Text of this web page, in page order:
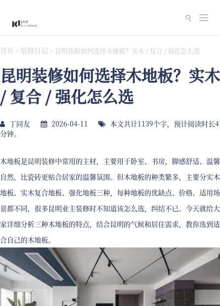
切
换
航
首页 > 装修日记 > 昆明装修如何选择木地板？实木 / 复合 / 强化怎么选
昆明装修如何选择木地板？实木
/ 复合 / 强化怎么选
丁同友 2026-04-11
本文共计1139个字，预计阅读时长4
分钟。
木地板是昆明装修中常用的主材，主要用于卧室、书房，脚感舒适、温馨
自然，比瓷砖更贴合居家的温馨氛围。但木地板的种类繁多，主要分实木
地板、实木复合地板、强化地板三种，每种地板的优缺点、价格、适用场
景都不同，很多昆明业主装修时不知道该怎么选，纠结不已。今天就给大
家详细分析三种木地板的特点，结合昆明的气候和居住需求，教你选到适
合自己的木地板。